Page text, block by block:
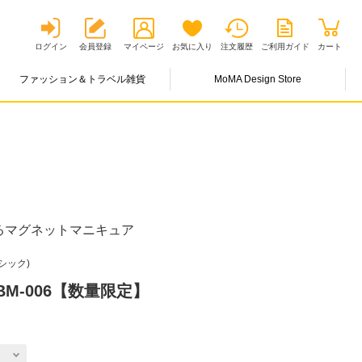
ログイン 会員登録 マイページ お気に入り 注文履歴 ご利用ガイド カート
ファッション＆トラベル雑貨 MoMA Design Store
グネットマニキュア
ック)
006【数量限定】